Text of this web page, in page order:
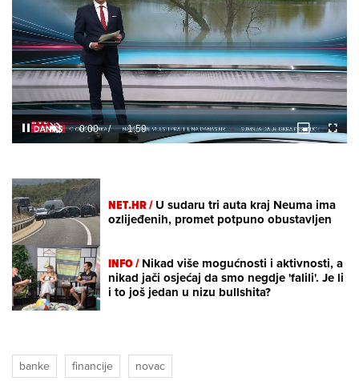
Unmute /
Loaded:
11.93%
NET.HR /U sudaru tri auta kraj Neuma ima
ozlijeđenih, promet potpuno obustavljen
INFO /Nikad više mogućnosti i aktivnosti, a
nikad jači osjećaj da smo negdje 'falili'. Je li
i to još jedan u nizu bullshita?
banke financije novac